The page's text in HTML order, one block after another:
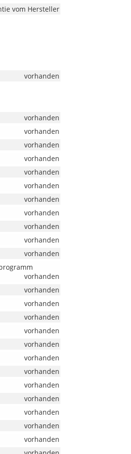
vom Hersteller
vorhanden
vorhanden
vorhanden
vorhanden
vorhanden
vorhanden
vorhanden
vorhanden
vorhanden
vorhanden
vorhanden
vorhanden
vorhanden
vorhanden
vorhanden
vorhanden
vorhanden
vorhanden
vorhanden
vorhanden
vorhanden
vorhanden
vorhanden
vorhanden
vorhanden